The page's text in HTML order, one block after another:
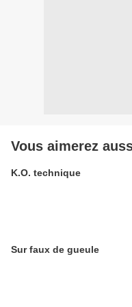
Vous aimerez
K.O. technique
Sur faux de gueule